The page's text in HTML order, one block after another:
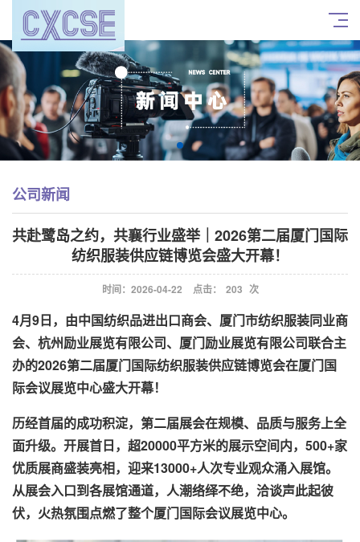
公司新闻
共赴鹭岛之约，共襄行业盛举｜2026第二届厦门国际
纺织服装供应链博览会盛大开幕！
时间：2026-04-22 点击： 203 次
4月9日，由中国纺织品进出口商会、厦门市纺织服装同业商
会、杭州励业展览有限公司、厦门励业展览有限公司联合主
办的2026第二届厦门国际纺织服装供应链博览会在厦门国
际会议展览中心盛大开幕！
历经首届的成功积淀，第二届展会在规模、品质与服务上全
面升级。开展首日，超20000平方米的展示空间内，500+家
优质展商盛装亮相，迎来13000+人次专业观众涌入展馆。
从展会入口到各展馆通道，人潮络绎不绝，洽谈声此起彼
伏，火热氛围点燃了整个厦门国际会议展览中心。